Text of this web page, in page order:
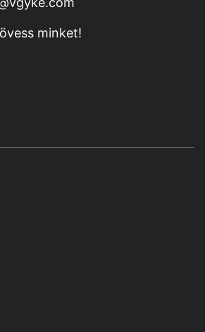
minket!